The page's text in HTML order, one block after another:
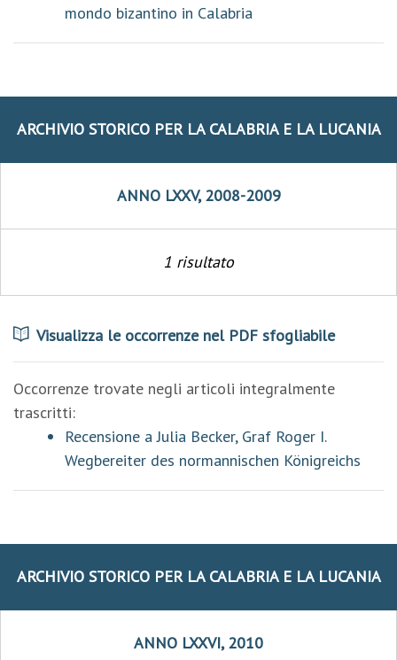
mondo bizantino in Calabria
ARCHIVIO STORICO PER LA CALABRIA E LA LUCANIA
ANNO LXXV, 2008-2009
1 risultato
Visualizza le occorrenze nel PDF sfogliabile
Occorrenze trovate negli articoli integralmente
trascritti:
Recensione a Julia Becker, Graf Roger I.
Wegbereiter des normannischen Königreichs
ARCHIVIO STORICO PER LA CALABRIA E LA LUCANIA
ANNO LXXVI, 2010